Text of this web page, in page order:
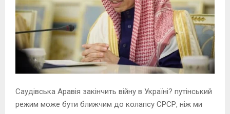
Саудівська Аравія закінчить війну в Україні? путінський
режим може бути ближчим до колапсу СРСР, ніж ми